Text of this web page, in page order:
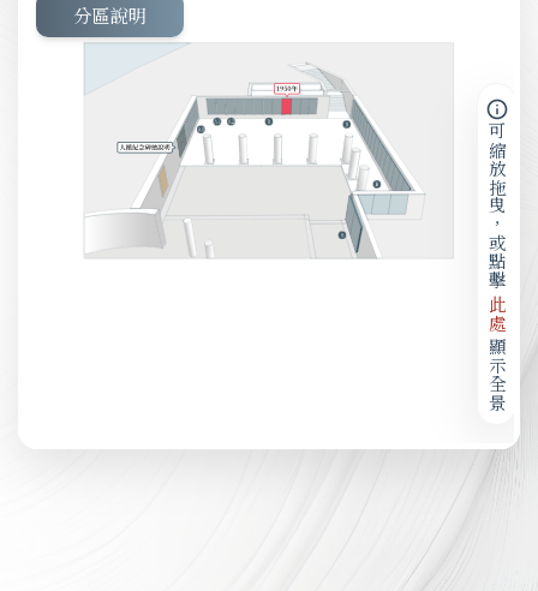
分區說明
可縮放拖曳，或點擊
此處
顯示全景